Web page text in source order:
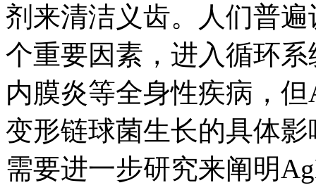
剂来清洁义齿。人们普
个重要因素，进入循环
内膜炎等全身性疾病，
变形链球菌生长的具体
需要进一步研究来阐明